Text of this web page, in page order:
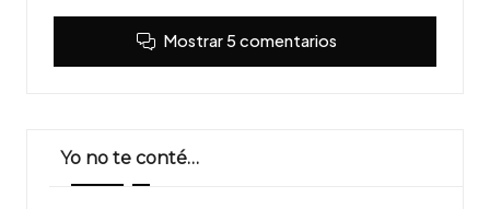
Mostrar 5 comentarios
Yo no te conté…